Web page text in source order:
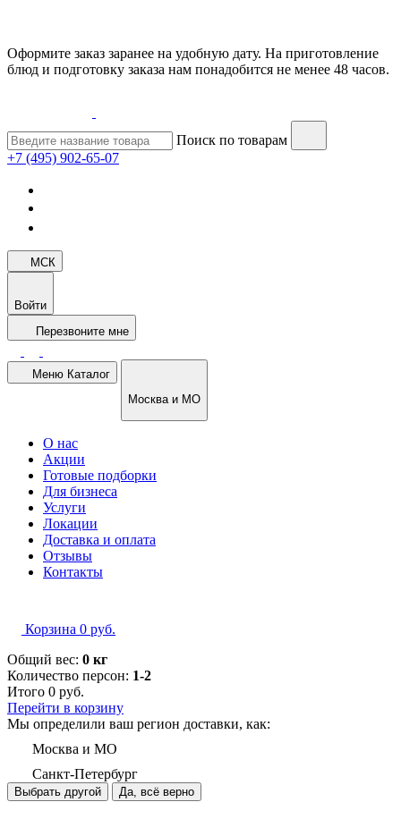
Оформите заказ заранее на удобную дату. На приготовление
блюд и подготовку заказа нам понадобится не менее 48 часов.
Поиск по товарам
+7 (495) 902-65-07
МСК
Войти
Перезвоните мне
Меню Каталог
Москва и МО
О нас
Акции
Готовые подборки
Для бизнеса
Услуги
Локации
Доставка и оплата
Отзывы
Контакты
Корзина 0 руб.
Общий вес: 0 кг
Количество персон: 1-2
Итого 0 руб.
Перейти в корзину
Мы определили ваш регион доставки, как:
Москва и МО
Санкт-Петербург
Выбрать другой Да, всё верно